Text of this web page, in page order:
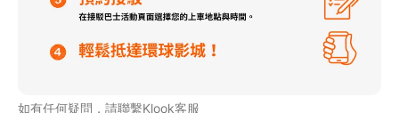
如有任何疑問，請聯繫Klook客服